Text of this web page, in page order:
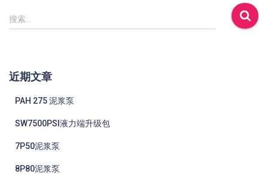
搜
索
搜索…
近期文章
PAH 275 泥浆泵
SW7500PSI液力端升级包
7P50泥浆泵
8P80泥浆泵